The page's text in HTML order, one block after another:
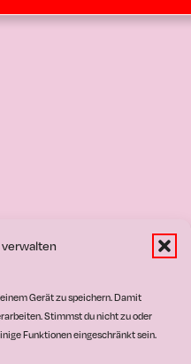
Gerät zu speichern. Damit
Stimmst du nicht zu oder
Funktionen eingeschränkt sein.